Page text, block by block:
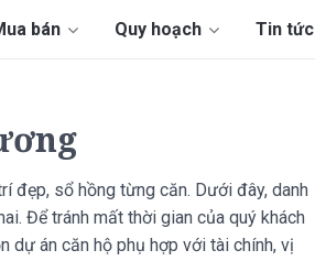
bán Quy hoạch Tin tức
đẹp, sổ hồng từng căn. Dưới đây, danh
Để tránh mất thời gian của quý khách
dự án căn hộ phụ hợp với tài chính, vị